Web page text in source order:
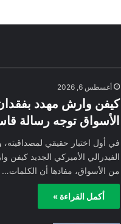
أغسطس 6, 2026
كيفن وارش مهدد
الأسواق توجه رسالة
في أول اختبار حقيقي
الفيدرالي الأميركي الجديد
من الأسواق، مفادها أن الكلمات…
أكمل القراءة »